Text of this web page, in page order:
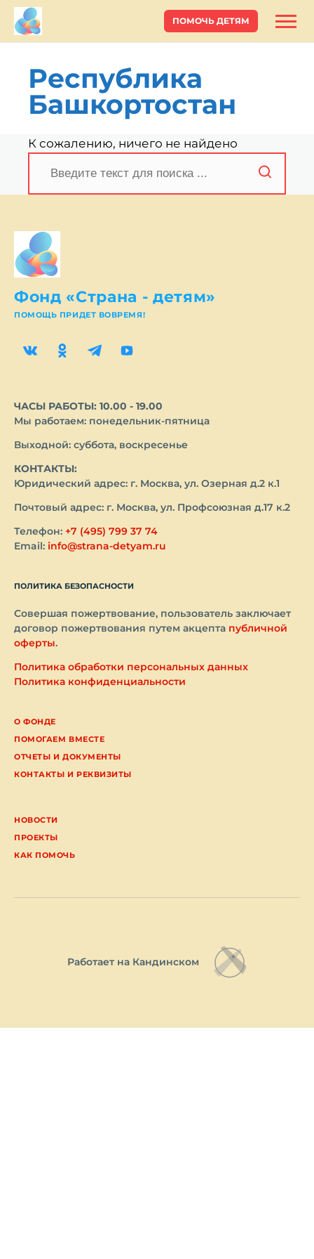
ПОМОЧЬ ДЕТЯМ
Республика
Башкортостан
К сожалению, ничего не найдено
Фонд «Страна - детям»
ПОМОЩЬ ПРИДЕТ ВОВРЕМЯ!
ЧАСЫ РАБОТЫ: 10.00 - 19.00
Мы работаем: понедельник-пятница
Выходной: суббота, воскресенье
КОНТАКТЫ:
Юридический адрес: г. Москва, ул. Озерная д.2 к.1
Почтовый адрес: г. Москва, ул. Профсоюзная д.17 к.2
Телефон: +7 (495) 799 37 74
Email: info@strana-detyam.ru
О ФОНДЕ
ПОМОГАЕМ ВМЕСТЕ
ОТЧЕТЫ И ДОКУМЕНТЫ
КОНТАКТЫ И РЕКВИЗИТЫ
НОВОСТИ
ПРОЕКТЫ
КАК ПОМОЧЬ
ПОЛИТИКА БЕЗОПАСНОСТИ
Совершая пожертвование, пользователь заключает
договор пожертвования путем акцепта публичной
оферты.
Политика обработки персональных данных
Политика конфиденциальности
Работает на Кандинском